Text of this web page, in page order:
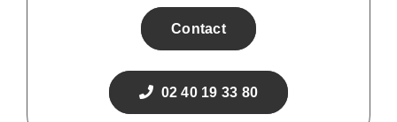
Contact
02 40 19 33 80